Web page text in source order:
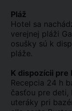
Pláž
Hotel sa
verejnej pláži
osušky sú k
pláže.
K dispozícii pre
Recepcia 24 h
časťou pre deti,
uteráky pri